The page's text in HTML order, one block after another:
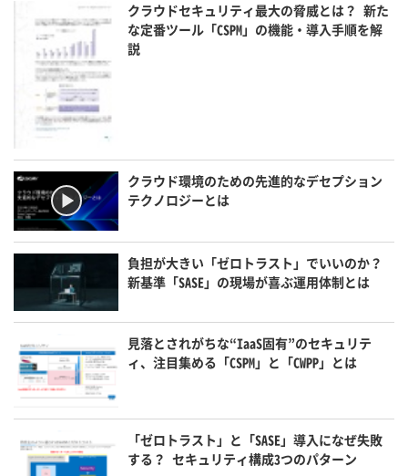
クラウドセキュリティ最大の脅威とは？ 新た
な定番ツール「CSPM」の機能・導入手順を解
説
クラウド環境のための先進的なデセプション
テクノロジーとは
負担が大きい「ゼロトラスト」でいいのか？
新基準「SASE」の現場が喜ぶ運用体制とは
見落とされがちな“IaaS固有”のセキュリテ
ィ、注目集める「CSPM」と「CWPP」とは
「ゼロトラスト」と「SASE」導入になぜ失敗
する？ セキュリティ構成3つのパターン